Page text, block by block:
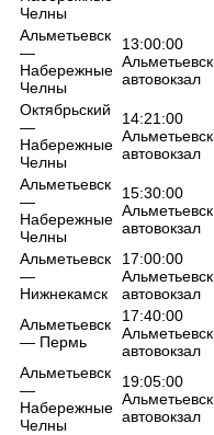
Челны
Альметьевск
—
Набережные
Челны
13:00:00
Альметьевск,
автовокзал
Октябрьский
—
Набережные
Челны
14:21:00
Альметьевск,
автовокзал
Альметьевск
—
Набережные
Челны
15:30:00
Альметьевск,
автовокзал
Альметьевск
—
Нижнекамск
17:00:00
Альметьевск,
автовокзал
Альметьевск
— Пермь
17:40:00
Альметьевск,
автовокзал
Альметьевск
—
Набережные
Челны
19:05:00
Альметьевск,
автовокзал